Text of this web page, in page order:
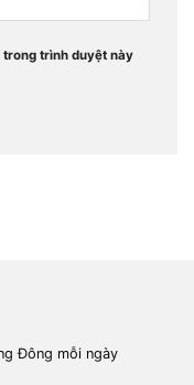
trình duyệt này
Đông mỗi ngày